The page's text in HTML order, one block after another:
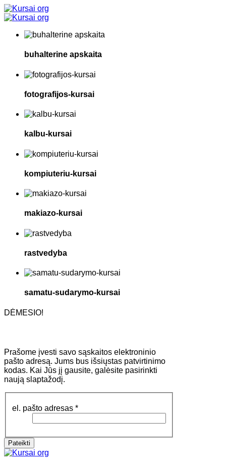
buhalterine apskaita
fotografijos-kursai
kalbu-kursai
kompiuteriu-kursai
makiazo-kursai
rastvedyba
samatu-sudarymo-kursai
DĖMESIO!
Prašome įvesti savo sąskaitos elektroninio
pašto adresą. Jums bus išsiųstas patvirtinimo
kodas. Kai Jūs jį gausite, galėsite pasirinkti
naują slaptažodį.
el. pašto adresas *
Pateikti